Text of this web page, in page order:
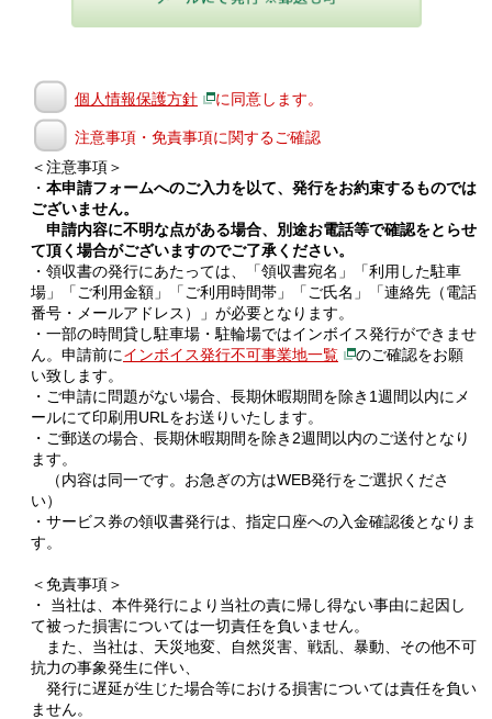
個人情報保護方針 に同意します。
注意事項・免責事項に関するご確認
＜注意事項＞
・ 本申請フォームへのご入力を以て、発行をお約束するものでは
ございません。
申請内容に不明な点がある場合、別途お電話等で確認をとらせ
て頂く場合がございますのでご了承ください。
・領収書の発行にあたっては、「領収書宛名」「利用した駐車
場」「ご利用金額」「ご利用時間帯」「ご氏名」「連絡先（電話
番号・メールアドレス）」が必要となります。
・一部の時間貸し駐車場・駐輪場ではインボイス発行ができませ
ん。申請前にインボイス発行不可事業地一覧
のご確認をお願
い致します。
・ご申請に問題がない場合、長期休暇期間を除き1週間以内にメ
ールにて印刷用URLをお送りいたします。
・ご郵送の場合、長期休暇期間を除き2週間以内のご送付となり
ます。
（内容は同一です。お急ぎの方はWEB発行をご選択くださ
い）
・サービス券の領収書発行は、指定口座への入金確認後となりま
す。
＜免責事項＞
・ 当社は、本件発行により当社の責に帰し得ない事由に起因し
て被った損害については一切責任を負いません。
また、当社は、天災地変、自然災害、戦乱、暴動、その他不可
抗力の事象発生に伴い、
発行に遅延が生じた場合等における損害については責任を負い
ません。